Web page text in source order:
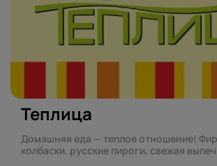
Теплица
Домашняя еда — теплое отношение!
колбаски, русские пироги, свежая